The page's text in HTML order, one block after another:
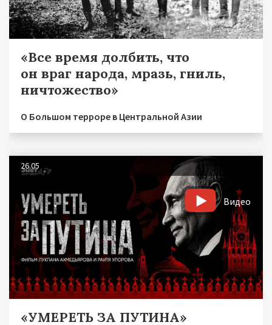
«Все время долбить, что
он враг народа, мразь, гниль,
ничтожество»
О Большом терроре в Центральной Азии
26.05
Видео
«УМЕРЕТЬ ЗА ПУТИНА»